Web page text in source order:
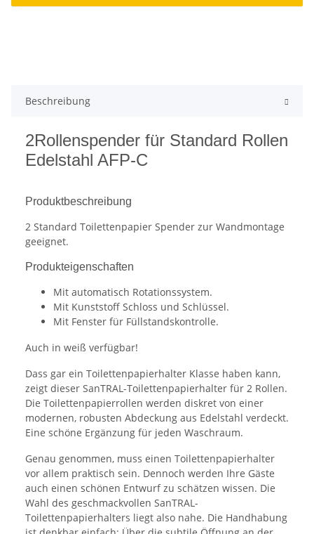
Beschreibung
2Rollenspender für Standard Rollen
Edelstahl AFP-C
Produktbeschreibung
2 Standard Toilettenpapier Spender zur Wandmontage
geeignet.
Produkteigenschaften
Mit automatisch Rotationssystem.
Mit Kunststoff Schloss und Schlüssel.
Mit Fenster für Füllstandskontrolle.
Auch in weiß verfügbar!
Dass gar ein Toilettenpapierhalter Klasse haben kann,
zeigt dieser SanTRAL-Toilettenpapierhalter für 2 Rollen.
Die Toilettenpapierrollen werden diskret von einer
modernen, robusten Abdeckung aus Edelstahl verdeckt.
Eine schöne Ergänzung für jeden Waschraum.
Genau genommen, muss einen Toilettenpapierhalter
vor allem praktisch sein. Dennoch werden Ihre Gäste
auch einen schönen Entwurf zu schätzen wissen. Die
Wahl des geschmackvollen SanTRAL-
Toilettenpapierhalters liegt also nahe. Die Handhabung